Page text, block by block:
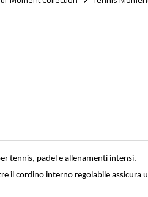
tennis, padel e allenamenti intensi.
cordino interno regolabile assicura